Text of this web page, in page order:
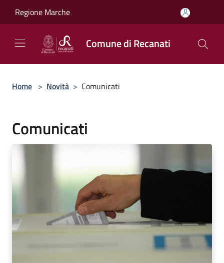
Regione Marche
Comune di Recanati
Home > Novità > Comunicati
Comunicati